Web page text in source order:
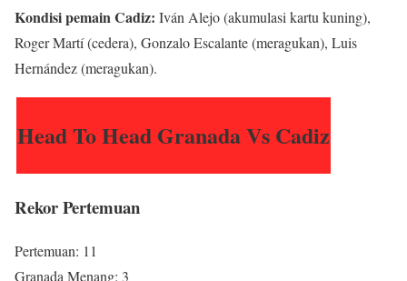
Kondisi pemain Cadiz: Iván Alejo (akumulasi kartu kuning),
Roger Martí (cedera), Gonzalo Escalante (meragukan), Luis
Hernández (meragukan).
Head To Head Granada Vs Cadiz
Rekor Pertemuan
Pertemuan: 11
Granada Menang: 3